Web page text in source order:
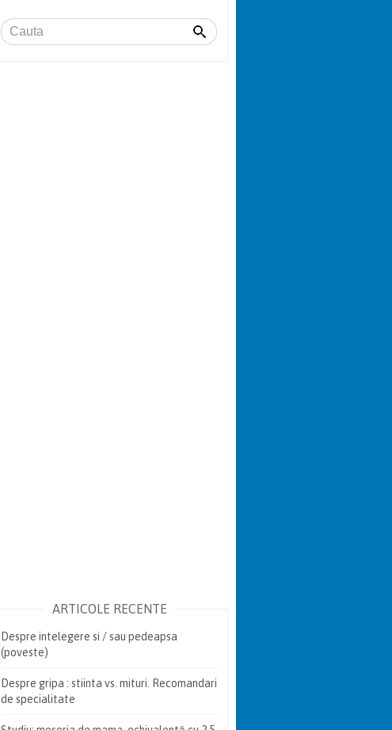
ARTICOLE RECENTE
Despre intelegere si / sau pedeapsa
(poveste)
Despre gripa : stiinta vs. mituri. Recomandari
de specialitate